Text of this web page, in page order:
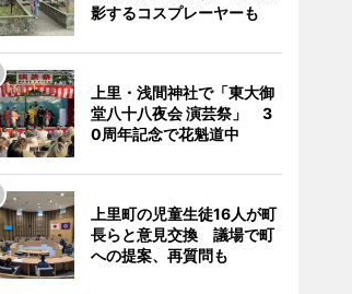
影するコスプレーヤーも
上里・浅間神社で「東大御
堂八十八夜会 演芸祭」 3
0周年記念で花魁道中
上里町の児童生徒16人が町
長らと意見交換 議場で町
への提案、再質問も